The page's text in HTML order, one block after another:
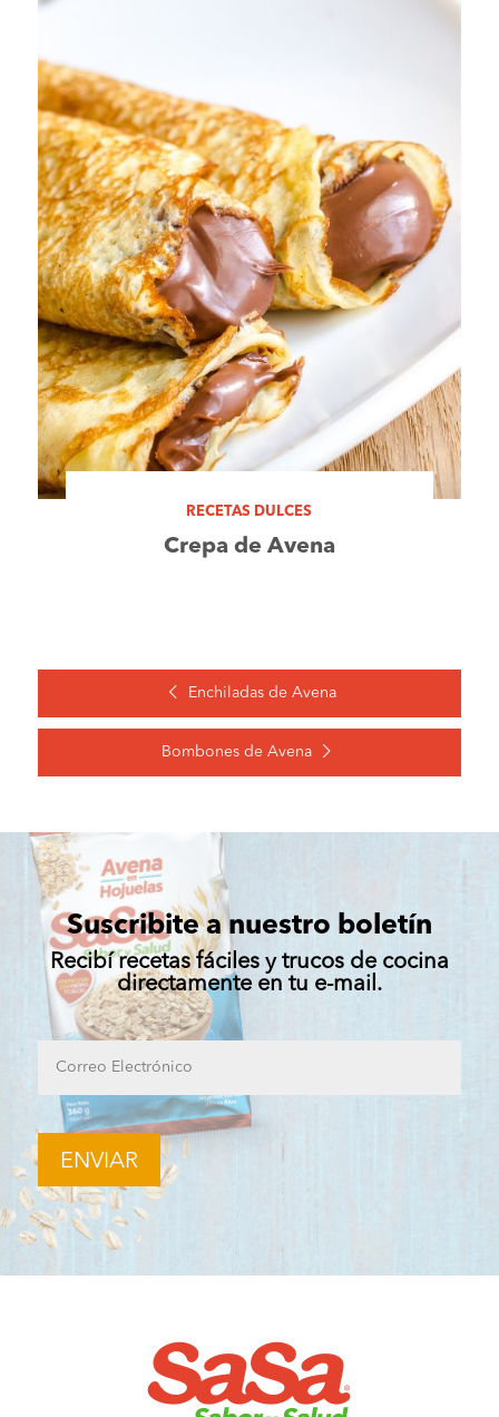
RECETAS DULCES
Crepa de Avena
Enchiladas de Avena
Bombones de Avena
Suscribite a nuestro boletín
Recibí recetas fáciles y trucos de cocina
directamente en tu e-mail.